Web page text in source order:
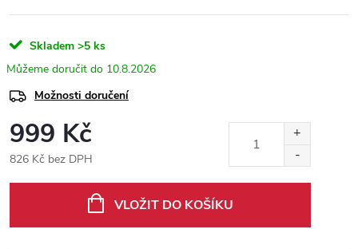
Skladem >5 ks
10.8.2026
Možnosti doručení
999 Kč
826 Kč bez DPH
VLOŽIT DO KOŠÍKU